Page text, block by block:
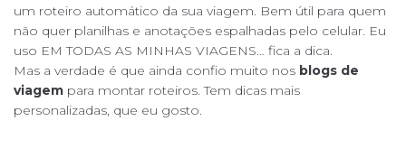
um roteiro automático da sua viagem. Bem útil para quem
não quer planilhas e anotações espalhadas pelo celular. Eu
uso EM TODAS AS MINHAS VIAGENS… fica a dica.
Mas a verdade é que ainda confio muito nos blogs de
viagem para montar roteiros. Tem dicas mais
personalizadas, que eu gosto.